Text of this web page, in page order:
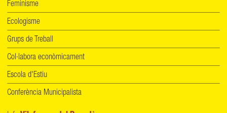
Feminisme
Ecologisme
Grups de Treball
Col·labora econòmicament
Escola d'Estiu
Conferència Municipalista